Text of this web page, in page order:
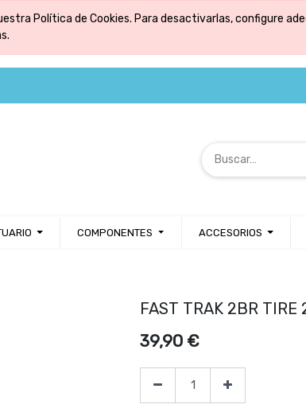
Política de Cookies. Para desactivarlas, configure
COMPONENTES ACCESORIOS
FAST TRAK 2BR TIRE
39,90 €